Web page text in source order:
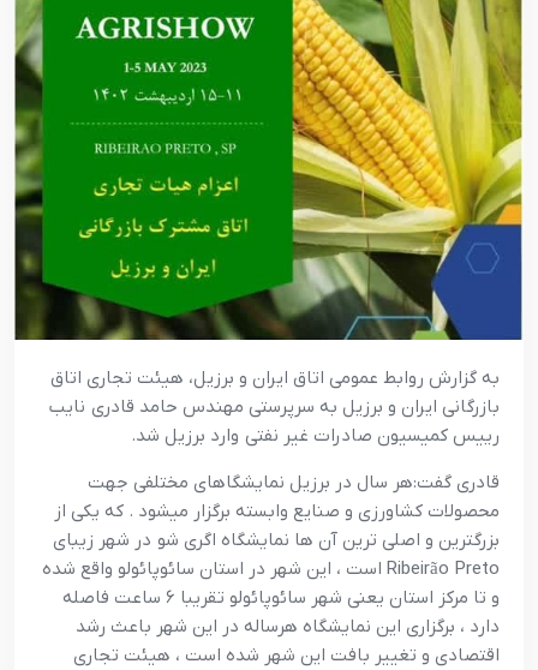
به گزارش روابط عمومي اتاق ايران و برزيل، هيئت تجاري اتاق
بازرگاني ايران و برزيل به سرپرستي مهندس حامد قادري نايب
رييس کميسيون صادرات غير نفتي وارد برزيل شد.
قادري گفت:هر سال در برزيل نمايشگاهاي مختلفي جهت
محصولات کشاورزي و صنايع وابسته برگزار ميشود . که يکي از
بزرگترين و اصلي ترين آن ها نمايشگاه اگري شو در شهر زيباي
Ribeirão Preto است ، اين شهر در استان سائوپائولو واقع شده
و تا مرکز استان يعني شهر سائوپائولو تقريبا ۶ ساعت فاصله
دارد ، برگزاري اين نمايشگاه هرساله در اين شهر باعث رشد
اقتصادي و تغيير بافت اين شهر شده است ، هيئت تجاري